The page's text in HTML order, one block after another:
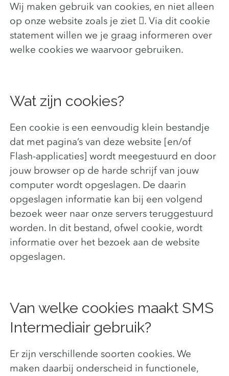
Wij maken gebruik van cookies, en niet alleen
op onze website zoals je ziet . Via dit cookie
statement willen we je graag informeren over
welke cookies we waarvoor gebruiken.
Wat zijn cookies?
Een cookie is een eenvoudig klein bestandje
dat met pagina’s van deze website [en/of
Flash-applicaties] wordt meegestuurd en door
jouw browser op de harde schrijf van jouw
computer wordt opgeslagen. De daarin
opgeslagen informatie kan bij een volgend
bezoek weer naar onze servers teruggestuurd
worden. In dit bestand, ofwel cookie, wordt
informatie over het bezoek aan de website
opgeslagen.
Van welke cookies maakt SMS
Intermediair gebruik?
Er zijn verschillende soorten cookies. We
maken daarbij onderscheid in functionele,